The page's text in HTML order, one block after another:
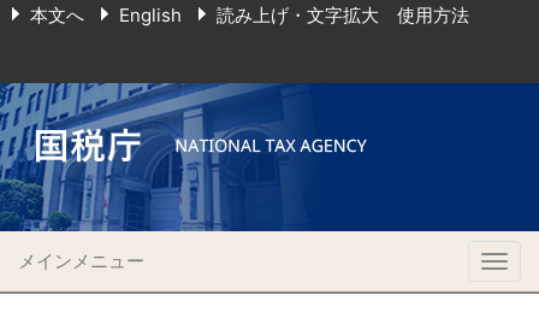
本文へ English 読み上げ・文字拡大 使用方法
メインメニュー